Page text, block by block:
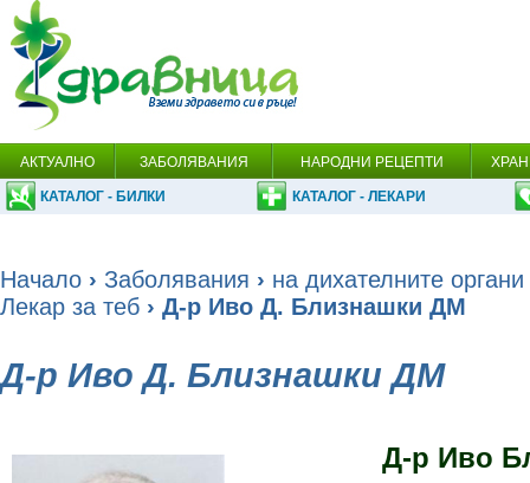
АКТУАЛНО ЗАБОЛЯВАНИЯ НАРОДНИ РЕЦЕПТИ
КАТАЛОГ - БИЛКИ КАТАЛОГ - ЛЕКАРИ
Начало › Заболявания › на дихателните
Лекар за теб › Д-р Иво Д. Близнашки ДМ
Д-р Иво Д. Близнашки ДМ
Д-р Иво